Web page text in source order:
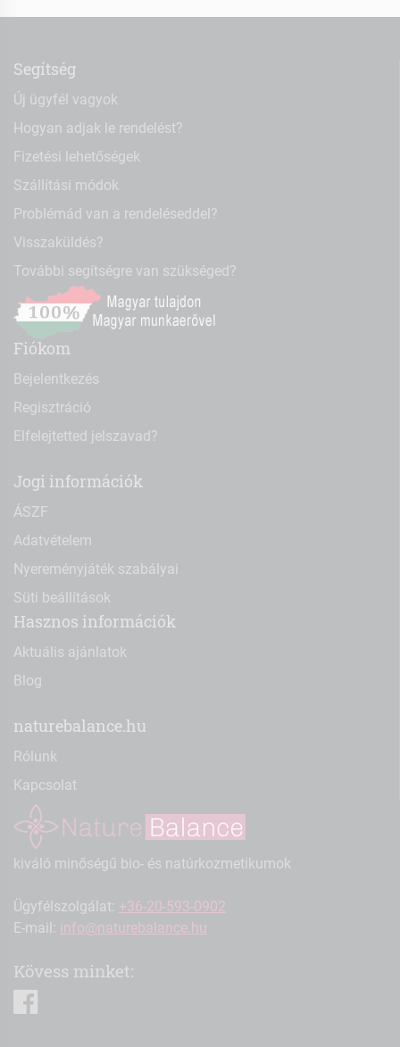
Segítség
Új ügyfél vagyok
Hogyan adjak le rendelést?
Fizetési lehetőségek
Szállítási módok
Problémád van a rendeléseddel?
Visszaküldés?
További segítségre van szükséged?
Fiókom
Bejelentkezés
Regisztráció
Elfelejtetted jelszavad?
Jogi információk
ÁSZF
Adatvételem
Nyereményjáték szabályai
Süti beállítások
Hasznos információk
Aktuális ajánlatok
Blog
naturebalance.hu
Rólunk
Kapcsolat
kiváló minőségű bio- és natúrkozmetikumok
Ügyfélszolgálat: +36-20-593-0902
E-mail: info@naturebalance.hu
Kövess minket: